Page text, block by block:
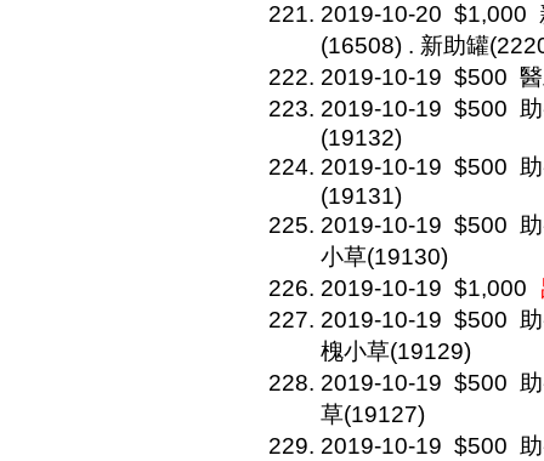
2019-10-20 $1,000
(16508) . 新助罐
2019-10-19 $500
2019-10-19 $500
(19132)
2019-10-19 $500
(19131)
2019-10-19 $500
小草(19130)
2019-10-19 $1,000
2019-10-19 $500
槐小草(19129)
2019-10-19 $500
草(19127)
2019-10-19 $500